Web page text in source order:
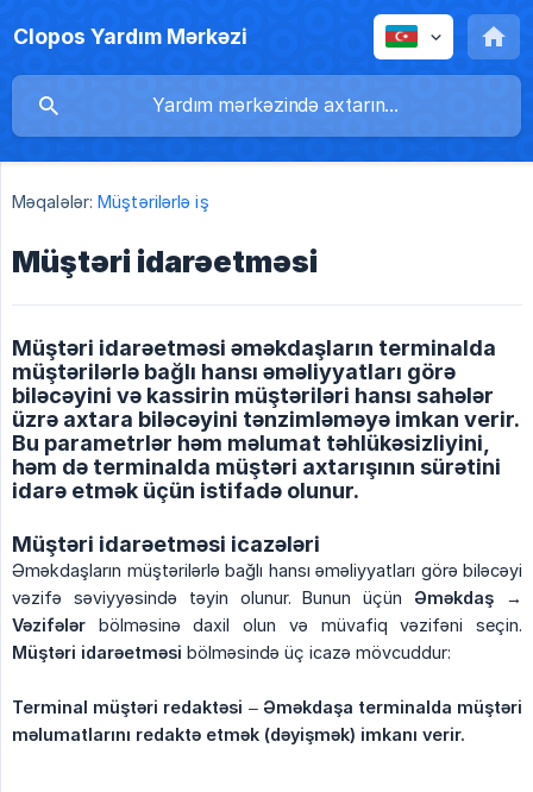
Clopos Yardım Mərkəzi
Məqalələr: Müştərilərlə iş
Müştəri idarəetməsi
Müştəri idarəetməsi əməkdaşların terminalda
müştərilərlə bağlı hansı əməliyyatları görə
biləcəyini və kassirin müştəriləri hansı sahələr
üzrə axtara biləcəyini tənzimləməyə imkan verir.
Bu parametrlər həm məlumat təhlükəsizliyini,
həm də terminalda müştəri axtarışının sürətini
idarə etmək üçün istifadə olunur.
Müştəri idarəetməsi icazələri
Əməkdaşların müştərilərlə bağlı hansı əməliyyatları görə biləcəyi
vəzifə səviyyəsində təyin olunur. Bunun üçün Əməkdaş →
Vəzifələr bölməsinə daxil olun və müvafiq vəzifəni seçin.
Müştəri idarəetməsi bölməsində üç icazə mövcuddur:
Terminal müştəri redaktəsi – Əməkdaşa terminalda müştəri
məlumatlarını redaktə etmək (dəyişmək) imkanı verir.